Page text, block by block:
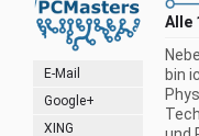
E-Mail
Google+
XING
Alle
bin